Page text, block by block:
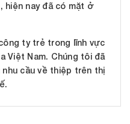
hiện nay đã có mặt ở
ty trẻ trong lĩnh vực
Việt Nam. Chúng tôi đã
cầu về thiệp trên thị